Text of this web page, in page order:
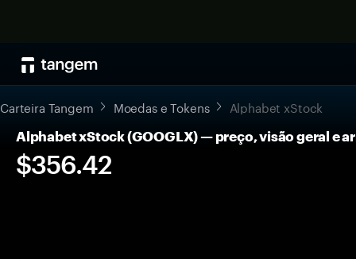
Carteira Tangem Moedas e Tokens Alphabet xStock
Alphabet xStock (GOOGLX) — preço, visão geral e
$356.42